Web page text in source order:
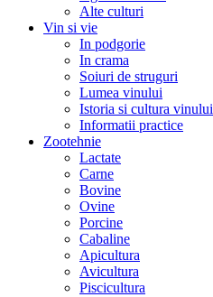
Alte culturi
Vin si vie
In podgorie
In crama
Soiuri de struguri
Lumea vinului
Istoria si cultura vinului
Informatii practice
Zootehnie
Lactate
Carne
Bovine
Ovine
Porcine
Cabaline
Apicultura
Avicultura
Piscicultura